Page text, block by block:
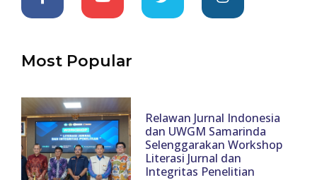
Most Popular
Relawan Jurnal Indonesia
dan UWGM Samarinda
Selenggarakan Workshop
Literasi Jurnal dan
Integritas Penelitian